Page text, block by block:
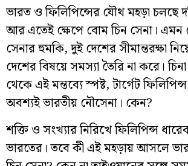
ভারত ও ফিলিপিন্সের যৌথ মহড়া চলছে
আর এতেই ক্ষেপে বোম চিন সেনা। এমন
সেনার হুমকি, দুই দেশের সীমান্তরক্ষা
দেশের বিষয়ে সমস্যা তৈরি না করে।
থেকে এই মন্তব্যে স্পষ্ট, টার্গেট
অবশ্যই ভারতীয় নৌসেনা। কেন?
শক্তি ও সংখ্যার নিরিখে ফিলিপিন্স
ভারতের। তবে কী এই মহড়ায় আসলে